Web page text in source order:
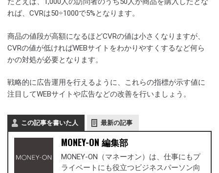
れば、CVRは50÷1000で5%となります。
商品の値段が高額になるほどCVRの値は小さくなりますが、
CVRの値が低ければWEBサイトをわかりやすくするなど何ら
かの対処が必要となります。
戦略的に広告運用を行えるように、これらの指標が示す値に
注目してWEBサイトや広告などの改善を行いましょう。
この記事を書いた人 最新の記事
MONEY-ON 編集部
MONEY-ON（マネーオン）は、仕事にもプ
ライベートにも役立つビジネスパーソン向